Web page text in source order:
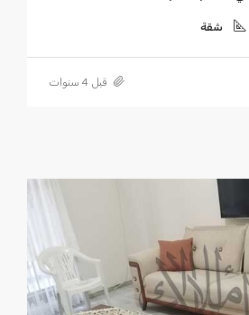
شقة
قبل 4 سنوات